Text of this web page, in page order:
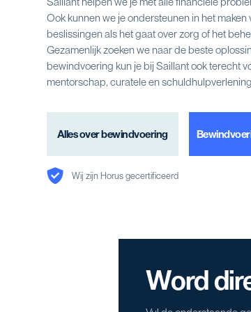
Ook kunnen we je ondersteunen in het maken
beslissingen als het gaat over zorg of het
Gezamenlijk zoeken we naar de beste
bewindvoering kun je bij Saillant ook terecht
mentorschap, curatele en
Alles over bewindvoering
Wij zijn Horus gecertificeerd
Word